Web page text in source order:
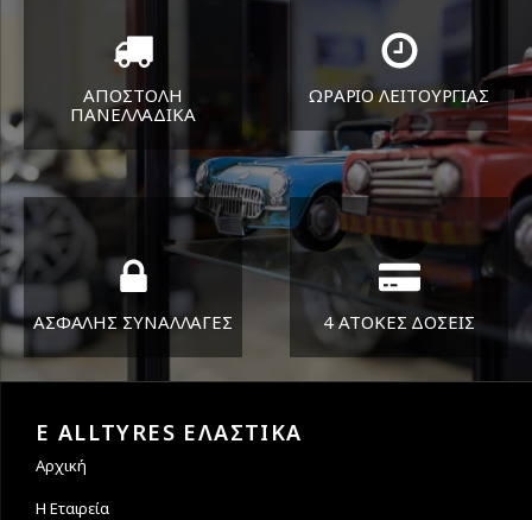
ΑΠΟΣΤΟΛΗ
ΠΑΝΕΛΛΑΔΙΚA
Όπου και αν είστε θα σας
στείλουμε τα ελαστικά σας
ΩΡΑΡΙΟ ΛΕΙΤΟΥΡΓΙΑΣ
ΔΕΥ-ΠΑΡ 8:30-17:30
ΣΑΒ 8:30-13:30
ΑΣΦΑΛΗΣ ΣΥΝΑΛΛΑΓΕΣ 4 ΑΤΟΚΕΣ ΔΟΣΕΙΣ
E ALLTYRES ΕΛΑΣΤΙΚΑ
Αρχική
Η Εταιρεία